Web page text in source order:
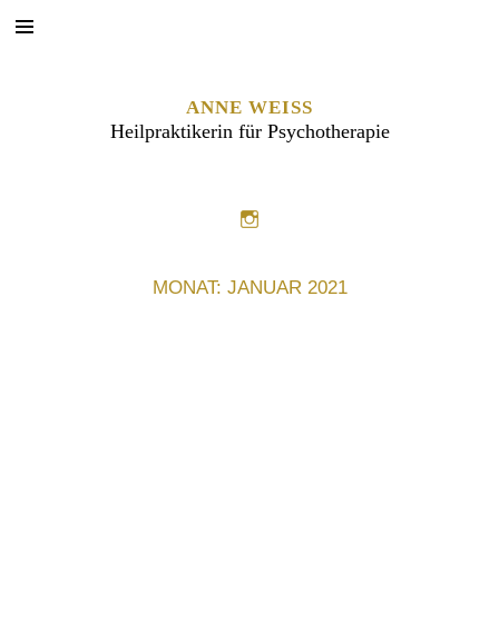
ANNE WEISS
Heilpraktikerin für Psychotherapie
MONAT: JANUAR 2021